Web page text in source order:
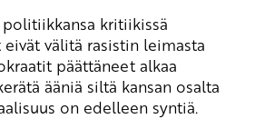
kritiikissä
välitä rasistin leimasta
päättäneet alkaa
ääniä siltä kansan osalta
on edelleen syntiä.